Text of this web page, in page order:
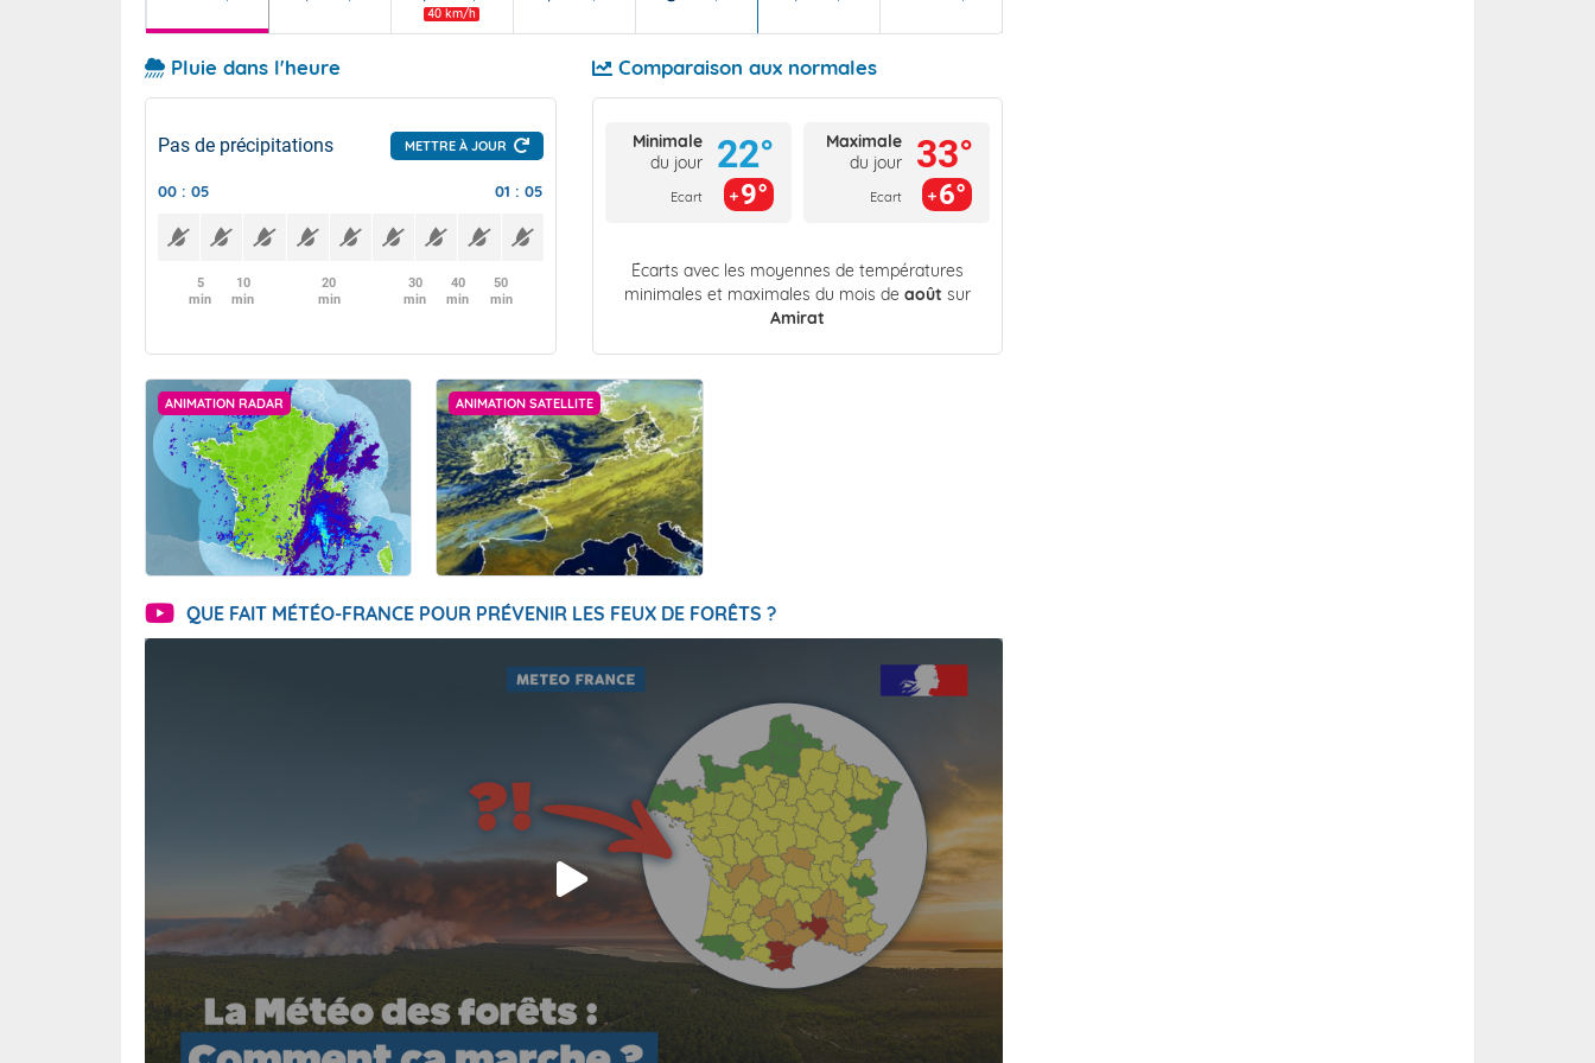
40 km/h
Pluie dans l'heure
Pas de précipitations METTRE À JOUR
00 : 05 01 : 05
5
min
10
min
20
min
30
min
40
min
50
min
Comparaison aux normales
Minimale
du jour
Ecart
22°
9°
Maximale
du jour
Ecart
33°
6°
Écarts avec les moyennes de températures
minimales et maximales du mois de août sur
Amirat
ANIMATION RADAR ANIMATION SATELLITE
QUE FAIT MÉTÉO-FRANCE POUR PRÉVENIR LES FEUX DE FORÊTS ?